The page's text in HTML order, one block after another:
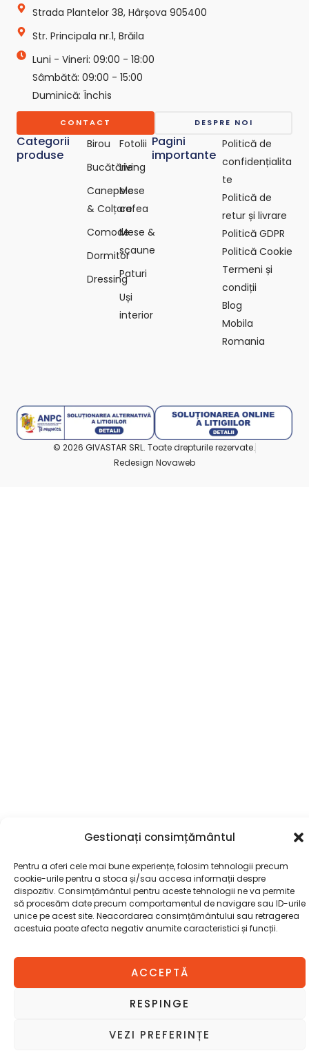
Gestionați consimțământul
Pentru a oferi cele mai bune experiențe, folosim tehnologii precum
cookie-urile pentru a stoca și/sau accesa informații despre
dispozitiv. Consimțământul pentru aceste tehnologii ne va permite
să procesăm date precum comportamentul de navigare sau ID-urile
unice pe acest site. Neacordarea consimțământului sau retragerea
acestuia poate afecta negativ anumite caracteristici și funcții.
ACCEPTĂ
RESPINGE
VEZI PREFERINȚE
m v
r
e
p
o
-
c
o
m
Categorii
produse
Birou
Bucătărie
Canepele
& Colțare
Comode
Dormitor
Dressing
Fotolii
Living
Mese
cafea
Mese &
scaune
Paturi
Uși
interior
Pagini
importante
Politică de
confidențialita
te
Politică de
retur și livrare
Politică GDPR
Politică Cookie
Termeni și
condiții
Blog
Mobila
Romania
Strada Plantelor 38, Hârșova 905400
Str. Principala nr.1, Brăila
Luni - Vineri: 09:00 - 18:00
Sâmbătă: 09:00 - 15:00
Duminică: Închis
CONTACT DESPRE NOI
© 2026 GIVASTAR SRL. Toate drepturile rezervate.
Redesign Novaweb
Availability: 5 în stoc
Cantitate
SCAUN
65